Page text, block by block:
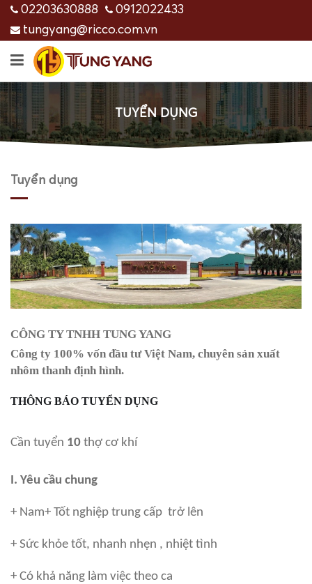
02203630888
0912022433
tungyang@ricco.com.vn
TUYỂN DỤNG
Tuyển dụng
CÔNG TY TNHH TUNG YANG
Công ty 100% vốn đầu tư Việt Nam, chuyên sản xuất
nhôm thanh định hình.
THÔNG BÁO TUYỂN DỤNG
Cần tuyển 10 thợ cơ khí
I. Yêu cầu chung
+ Nam+ Tốt nghiệp trung cấp trở lên
+ Sức khỏe tốt, nhanh nhẹn , nhiệt tình
+ Có khả năng làm việc theo ca